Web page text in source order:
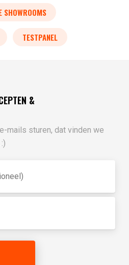
SHOWROOMS
TESTPANEL
&
mails sturen, dat vinden we